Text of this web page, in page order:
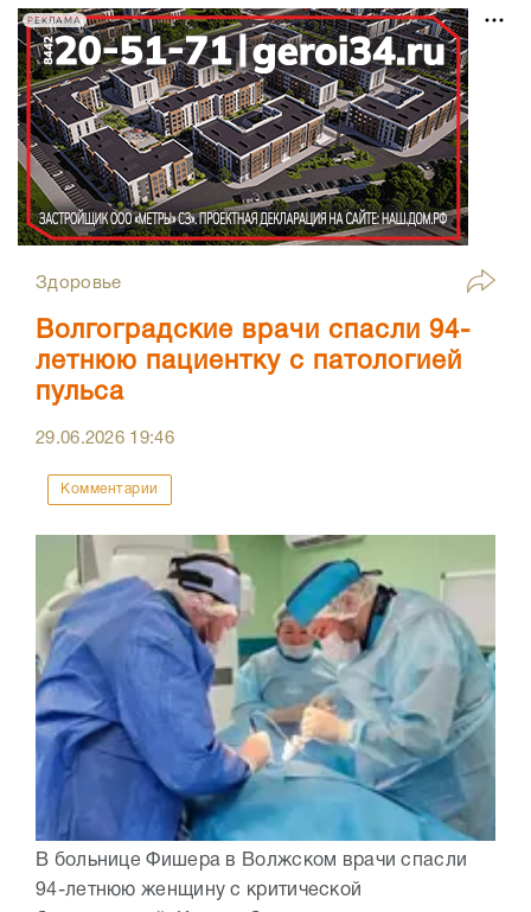
РЕКЛАМА
Здоровье
Волгоградские врачи спасли 94-
летнюю пациентку с патологией
пульса
29.06.2026 19:46
Комментарии
В больнице Фишера в Волжском врачи спасли
94-летнюю женщину с критической